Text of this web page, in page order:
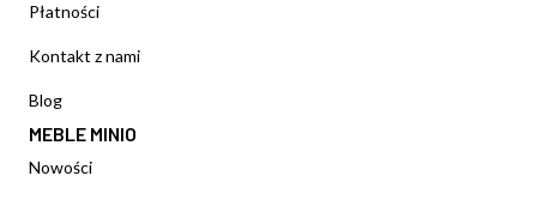
Płatności
Kontakt z nami
Blog
MEBLE MINIO
Nowości